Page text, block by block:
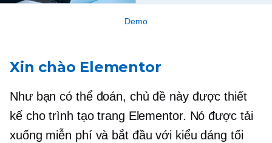
Demo
Xin chào Elementor
Như bạn có thể đoán, chủ đề này được thiết
kế cho trình tạo trang Elementor. Nó được tải
xuống miễn phí và bắt đầu với kiểu dáng tối